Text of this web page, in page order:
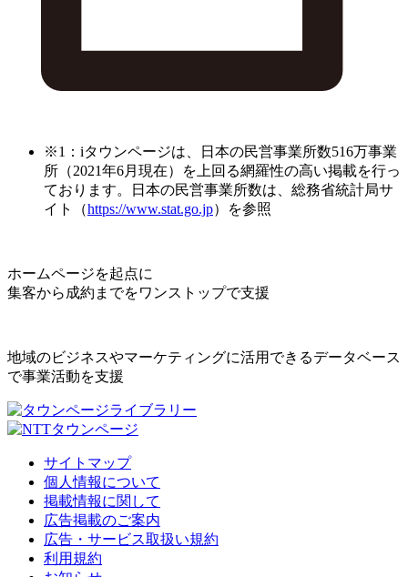
※1：iタウンページは、日本の民営事業所数516万事業
所（2021年6月現在）を上回る網羅性の高い掲載を行っ
ております。日本の民営事業所数は、総務省統計局サ
イト（https://www.stat.go.jp）を参照
ホームページを起点に
集客から成約までをワンストップで支援
地域のビジネスやマーケティングに活用できるデータベース
で事業活動を支援
サイトマップ
個人情報について
掲載情報に関して
広告掲載のご案内
広告・サービス取扱い規約
利用規約